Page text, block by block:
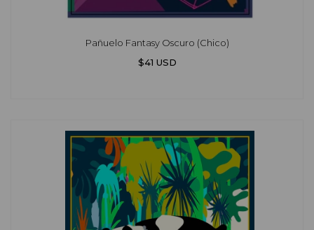
Pañuelo Fantasy Oscuro (Chico)
$41 USD